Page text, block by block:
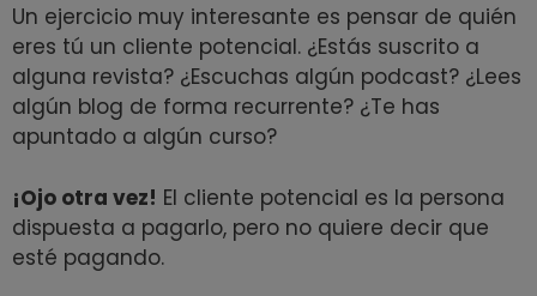
Un ejercicio muy interesante es pensar de quién
eres tú un cliente potencial. ¿Estás suscrito a
alguna revista? ¿Escuchas algún podcast? ¿Lees
algún blog de forma recurrente? ¿Te has
apuntado a algún curso?
¡Ojo otra vez! El cliente potencial es la persona
dispuesta a pagarlo, pero no quiere decir que
esté pagando.